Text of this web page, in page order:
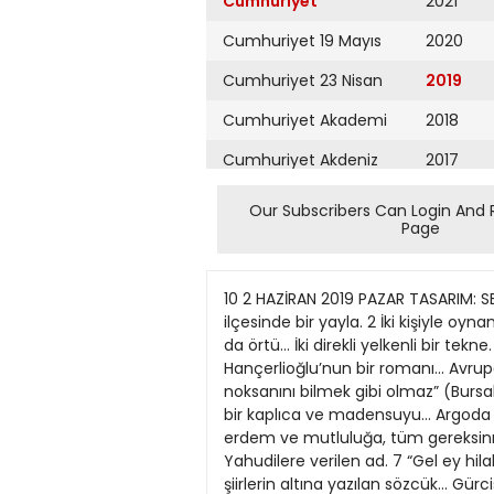
Cumhuriyet 19 Mayıs
Cumhuriyet 23 Nisan
Cumhuriyet Akademi
Cumhuriyet Akdeniz
Cumhuriyet Alışveriş
Cumhuriyet Ankara
Cumhuriyet Büyük
Taaruz
Cumhuriyet
Cumartesi
Cumhuriyet Çevre
2020
2019
2018
2017
2016
2015
2013
2012
2011
2010
2009
Our Subscribers Can Login And
Page
10 2 HAZİRAN 2019 PAZAR TASARIM: SERPİL ÜNAY BULMACA SEDAT YAŞAYAN 1 Resimde gördüğünüz ünlü şairimiz... Antalya’nın Finike ilçesinde bir yayla. 2 İki kişiyle oynanan bir iskambil oyunu... Mor kadife üzerine sırma ile kabartma dal, yaprak ve çiçek işlenmiş giysi ya da örtü... İki direkli yelkenli bir tekne. 3 Japon mutfağında sıkça kullanılan kurutulmuş denizyosunu... Ukrayna’da bir kent... Orhan Hançerlioğlu’nun bir romanı... Avrupa’da bir başkent. 4 Afrika’da yaşayan, bacakları beyaz çizgili bir hayvan... Kalın bükülmüş sicim... “Kişi noksanını bilmek gibi olmaz” (Bursalı Talip)... Dik tutularak parmakla çalınan, üç köşeli ve telli büyük çalgı. 5 Balıkesir’in Gönen ilçesinde bir kaplıca ve madensuyu... Argoda esrar... İran’ın plaka kodu... Afganistan’da tarihi bir kent. 6 Böreği, çiçeği ve terazisi vardır... İnsanın erdem ve mutluluğa, tüm gereksinmelerinden sıyrılarak bağımsız olarak erişebileceğini savunan öğreti... Orta ve Doğu Avrupa kökenli Yahudilere verilen ad. 7 “Gel ey hilal kaşlım dizim üstüne / Ay bir yandan sen bir yan dan beni” (Sabahattin Ali)... Eskiden şairi bilinmeyen şiirlerin altına yazılan sözcük... Gürcistan’ın plaka kodu... Karadeniz’in kuzeyindeki iç deniz. 8 İğdiş edilmiş hayvan... Hollanda’nın plaka kodu... “Ejder meyvesi” de denen tropikal bir meyve... Rus köylü topluluğuna verilen ad. 9 Melodi... “Günbegün artmada dert ile gamım / verdi yaralar yaralandı gel” (Bayburtlu Zihni)... Emirlik, beylik... Danimarka’nın plaka kodu... Rusçada “evet”. 10 Özellikle “Çimen Yaprakları” adlı kitabıyla tanınmış ABD’li şair... Makbul bir sıcak ülke meyvesi. 11 İsveç’te kış sporları merkezi olan bir yer... Kelt kökenli bir halk dansı... Bir parçanın sevimli ve cana yakın biçimde çalınacağını anlatan müzik terimi. 12 Yer döşemesi olarak kullanılan bir tür muşamba... Gümüşhane yöresine özgü un çorbası... Japonya’da etkin bir yanardağ. 13 Letonya’nın plaka kodu... Uluslararası Çalışma Örgütü’nün kısa yazılışı... Aktinyum elementinin simgesi... Siyasal içerikli şiirlerinin ya Bu haftaki bulmaca ödülü Martin Eden Jack London Yordam Kitap 19 MAYIS 2019 1729 KAZANANLAR: Durmuş Öztaş, AFYON, Mefharet Eryılmaz, Serap Suvardar, ANKARA, Erhan Kuzhan, KÜTAHYA, Gülay Çelikcan, İZMİR, Süleyman Öner, Sami Gürhan, MERSİN, Özgür Arslan, Melih Ağva, KOCAELİ, Ozan Akçun, Alper Akyüz, Zeynep Bolkol, Emre Sarıkuş, Nursel Taşarkuyu, Alper Yaşar Akar, İSTANBUL, Ata Gökkaya, SİVAS, Tuğçe Ertürk, BALIKESİR, Sema Ödemiş, Sevim Ateş, Ada Koç, ANKARA, Hilmi Özel, ÇANKIRI, Mehmet Melih Eren, MUĞLA, Ender Yücelten, BURSA, Ekrem Karabatak, ORDU, Nevin Serin,